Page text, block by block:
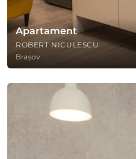
Apartament
ROBERT NICULESCU
Brașov